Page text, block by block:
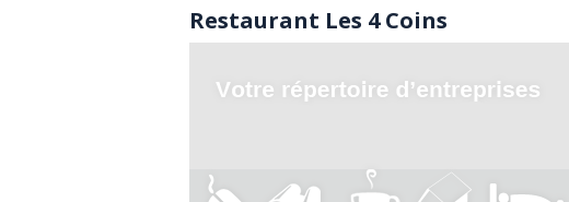
Restaurant Les 4 Coins